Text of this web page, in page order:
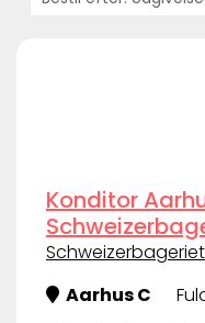
Konditor
Aarhus C